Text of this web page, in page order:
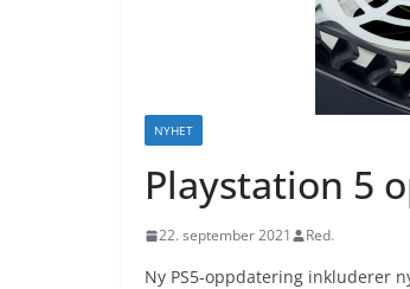
NYHET
Playstation 5
22. september 2021 Red.
Ny PS5-oppdatering inkluderer